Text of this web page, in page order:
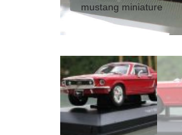
mustang miniature